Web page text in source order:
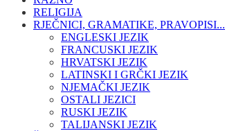
RELIGIJA
RJEČNICI, GRAMATIKE, PRAVOPISI...
ENGLESKI JEZIK
FRANCUSKI JEZIK
HRVATSKI JEZIK
LATINSKI I GRČKI JEZIK
NJEMAČKI JEZIK
OSTALI JEZICI
RUSKI JEZIK
TALIJANSKI JEZIK